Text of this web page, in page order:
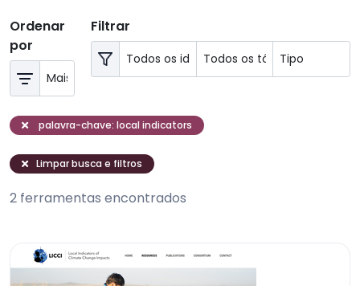
Ordenar
por
Filtrar
palavra-chave: local indicators
Limpar busca e filtros
2 ferramentas encontrados